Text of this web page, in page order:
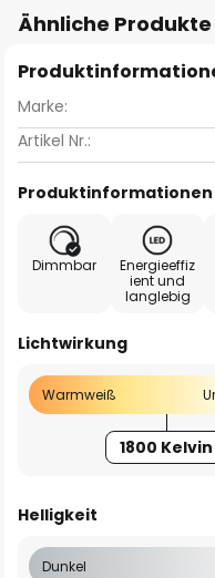
Ähnliche
Marke:
Artikel Nr.:
Produktinformationen
Dimmbar
Energieeffiz
ient und
langlebig
Lichtwirkung
Warmweiß
1800 Kelvin
Helligkeit
Dunkel